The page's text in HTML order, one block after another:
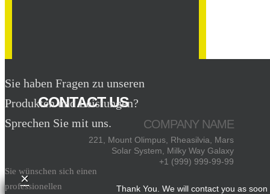
CONTACT US
COMPANY NAME
221, Mount Olimpus, Rheasilvia, Mars
Solar System, Milky Way Galaxy
+1 (999) 999-99-99
×
Thank You. We will contact you as
Sie haben Fragen zu unseren
Produkten und Leistungen?
Sprechen Sie mit uns.
Sie wünschen sich einen
professionellen